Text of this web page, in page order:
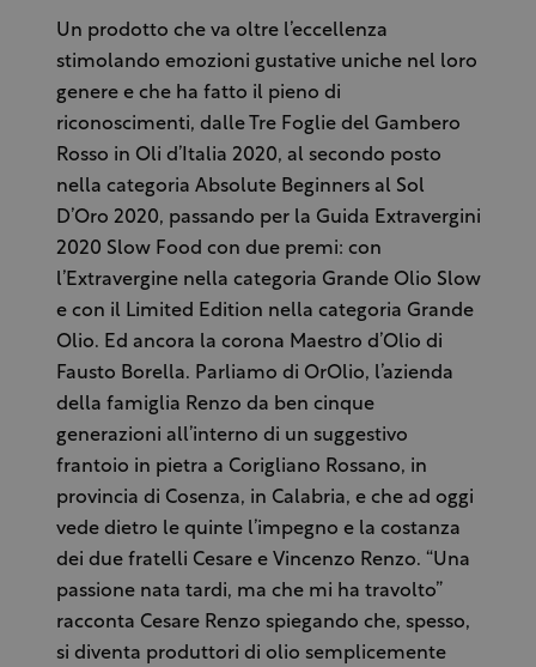
Un prodotto che va oltre l’eccellenza
stimolando emozioni gustative uniche nel loro
genere e che ha fatto il pieno di
riconoscimenti, dalle Tre Foglie del Gambero
Rosso in Oli d’Italia 2020, al secondo posto
nella categoria Absolute Beginners al Sol
D’Oro 2020, passando per la Guida Extravergini
2020 Slow Food con due premi: con
l’Extravergine nella categoria Grande Olio Slow
e con il Limited Edition nella categoria Grande
Olio. Ed ancora la corona Maestro d’Olio di
Fausto Borella. Parliamo di OrOlio, l’azienda
della famiglia Renzo da ben cinque
generazioni all’interno di un suggestivo
frantoio in pietra a Corigliano Rossano, in
provincia di Cosenza, in Calabria, e che ad oggi
vede dietro le quinte l’impegno e la costanza
dei due fratelli Cesare e Vincenzo Renzo. “Una
passione nata tardi, ma che mi ha travolto”
racconta Cesare Renzo spiegando che, spesso,
si diventa produttori di olio semplicemente